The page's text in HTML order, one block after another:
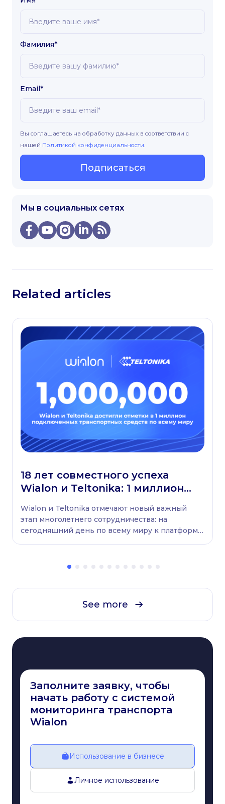
Фамилия*
Email*
Вы соглашаетесь на обработку данных в соответствии с
нашей Политикой конфиденциальности.
Подписаться
Мы в социальных сетях
Related articles
18 лет совместного успеха
Wialon и Teltonika: 1 миллион
подключен по всему миру
Wialon и Teltonika отмечают новый важный
этап многолетнего сотрудничества: на
сегодняшний день по всему миру к платформе
See more
Заполните заявку, чтобы
начать работу с системой
мониторинга транспорта
Wialon
Использование в бизнесе
Личное использование